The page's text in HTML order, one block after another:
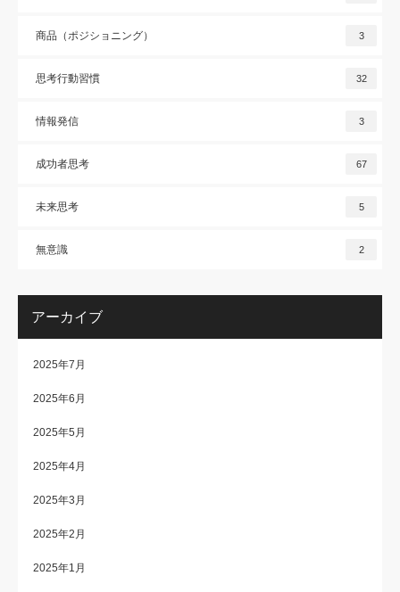
商品（ポジショニング） 3
思考行動習慣 32
情報発信 3
成功者思考 67
未来思考 5
無意識 2
アーカイブ
2025年7月
2025年6月
2025年5月
2025年4月
2025年3月
2025年2月
2025年1月